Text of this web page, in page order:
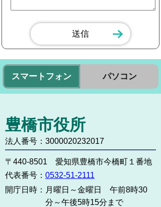
スマートフォン パソコン
豊橋市役所
法人番号：3000020232017
〒440-8501 愛知県豊橋市今橋町１番地
代表番号： 0532-51-2111
開庁日時： 月曜日～金曜日 午前8時30
分～午後5時15分まで